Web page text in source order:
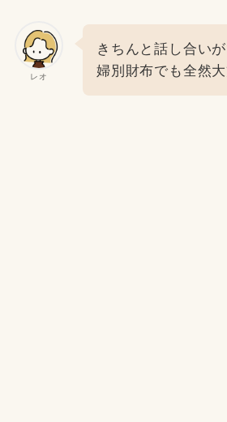
レオ
きちんと話し合い
婦別財布でも全然